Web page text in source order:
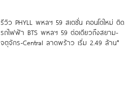
รีวิว PHYLL พหลฯ 59 สเตชั่น คอนโดใหม่ ติด
รถไฟฟ้า BTS พหลฯ 59 ต่อเดียวถึงสยาม-
จตุจักร-Central ลาดพร้าว เริ่ม 2.49 ล้าน*